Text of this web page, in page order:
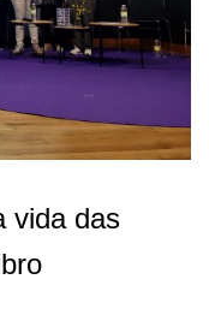
vida das